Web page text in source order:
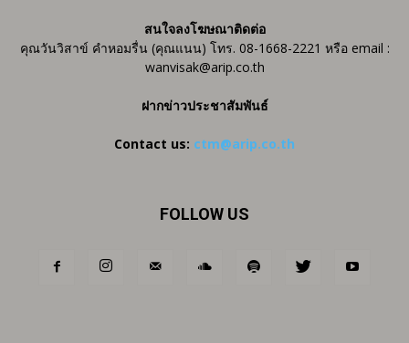
สนใจลงโฆษณาติดต่อ
คุณวันวิสาข์ คำหอมรื่น (คุณแนน) โทร. 08-1668-2221 หรือ email :
wanvisak@arip.co.th
ฝากข่าวประชาสัมพันธ์
Contact us: ctm@arip.co.th
FOLLOW US